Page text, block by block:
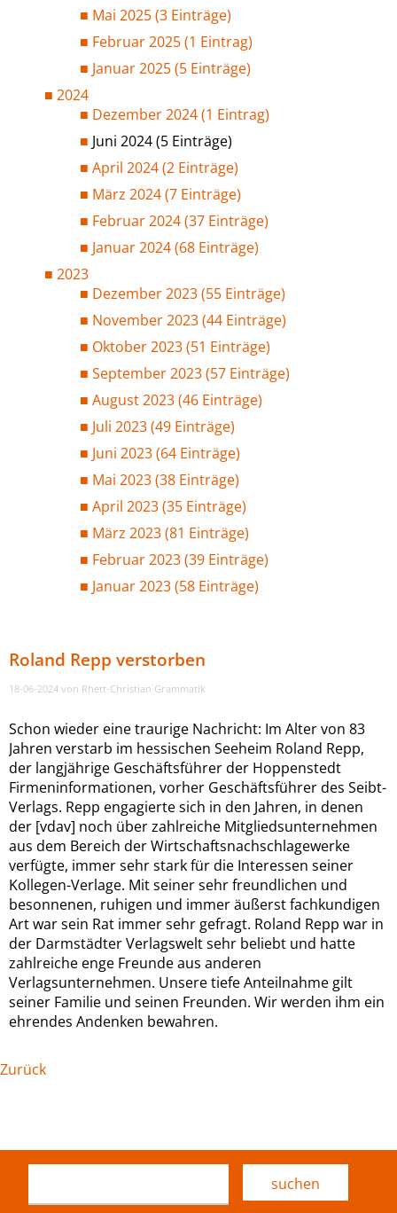
Mai 2025 (3 Einträge)
Februar 2025 (1 Eintrag)
Januar 2025 (5 Einträge)
2024
Dezember 2024 (1 Eintrag)
Juni 2024 (5 Einträge)
April 2024 (2 Einträge)
März 2024 (7 Einträge)
Februar 2024 (37 Einträge)
Januar 2024 (68 Einträge)
2023
Dezember 2023 (55 Einträge)
November 2023 (44 Einträge)
Oktober 2023 (51 Einträge)
September 2023 (57 Einträge)
August 2023 (46 Einträge)
Juli 2023 (49 Einträge)
Juni 2023 (64 Einträge)
Mai 2023 (38 Einträge)
April 2023 (35 Einträge)
März 2023 (81 Einträge)
Februar 2023 (39 Einträge)
Januar 2023 (58 Einträge)
Roland Repp verstorben
18-06-2024 von Rhett-Christian Grammatik
Schon wieder eine traurige Nachricht: Im Alter von 83
Jahren verstarb im hessischen Seeheim Roland Repp,
der langjährige Geschäftsführer der Hoppenstedt
Firmeninformationen, vorher Geschäftsführer des Seibt-
Verlags. Repp engagierte sich in den Jahren, in denen
der [vdav] noch über zahlreiche Mitgliedsunternehmen
aus dem Bereich der Wirtschaftsnachschlagewerke
verfügte, immer sehr stark für die Interessen seiner
Kollegen-Verlage. Mit seiner sehr freundlichen und
besonnenen, ruhigen und immer äußerst fachkundigen
Art war sein Rat immer sehr gefragt. Roland Repp war in
der Darmstädter Verlagswelt sehr beliebt und hatte
zahlreiche enge Freunde aus anderen
Verlagsunternehmen. Unsere tiefe Anteilnahme gilt
seiner Familie und seinen Freunden. Wir werden ihm ein
ehrendes Andenken bewahren.
Zurück